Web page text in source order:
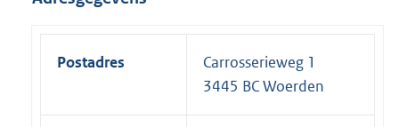
Postadres
Carrosserieweg 1
3445 BC Woerden